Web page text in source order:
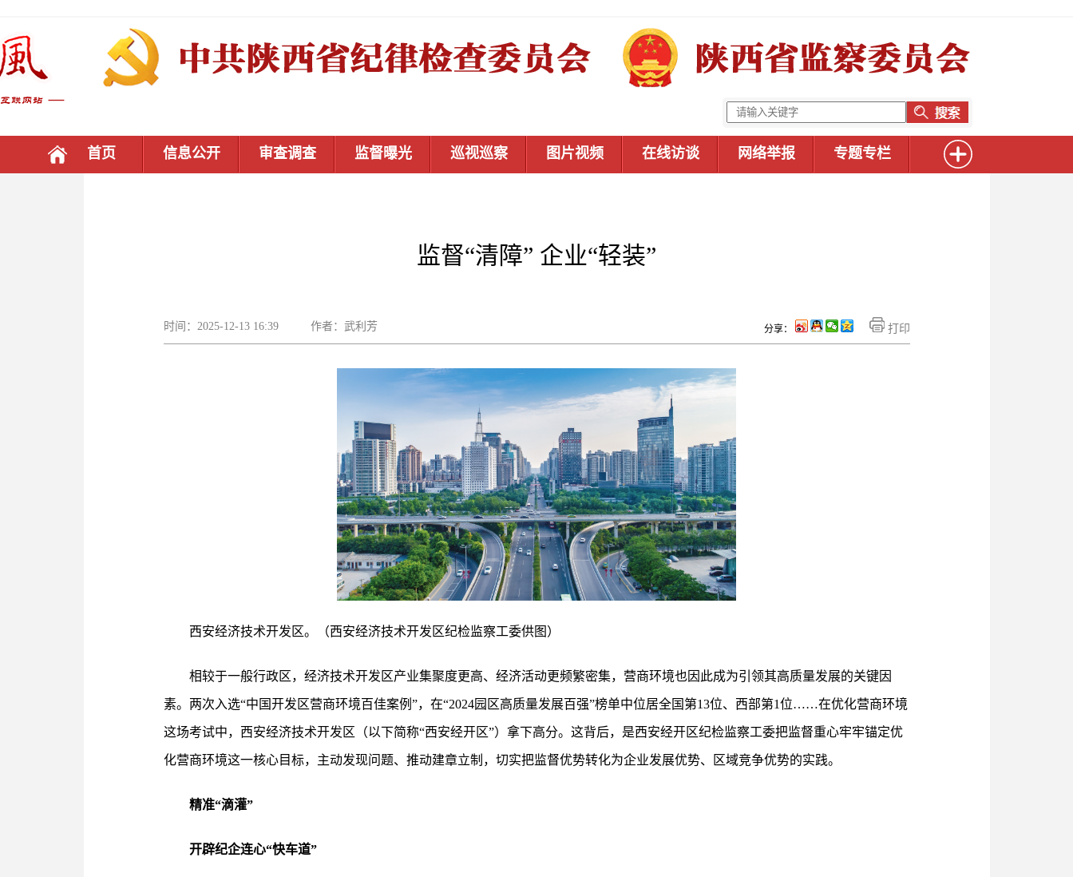
首页 信息公开 审查调查 监督曝光 巡视巡察 图片视频 在线访谈 网络举报 专题专栏
监督“清障” 企业“轻装”
时间：2025-12-13 16:39 作者：武利芳 打印
分享：
西安经济技术开发区。（西安经济技术开发区纪检监察工委供图）
相较于一般行政区，经济技术开发区产业集聚度更高、经济活动更频繁密集，营商环境也因此成为引领其高质量发展的关键因
素。两次入选“中国开发区营商环境百佳案例”，在“2024园区高质量发展百强”榜单中位居全国第13位、西部第1位……在优化营商环境
这场考试中，西安经济技术开发区（以下简称“西安经开区”）拿下高分。这背后，是西安经开区纪检监察工委把监督重心牢牢锚定优
化营商环境这一核心目标，主动发现问题、推动建章立制，切实把监督优势转化为企业发展优势、区域竞争优势的实践。
精准“滴灌”
开辟纪企连心“快车道”